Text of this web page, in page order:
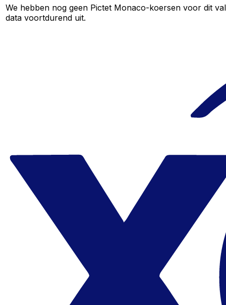
We hebben nog geen Pictet Monaco-koersen voor dit
data voortdurend uit.